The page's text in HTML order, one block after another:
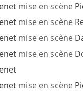
mise en scène
mise en scène
mise en scène
mise en scène
mise en scène